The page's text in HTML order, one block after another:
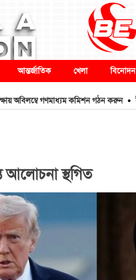
আন্তর্জাতিক খেলা বিনোদন
গণমাধ্যম কমিশন গঠন করুন ইরানের
আলোচনা স্থগিত